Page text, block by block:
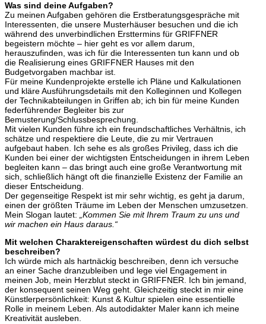
Was sind deine Aufgaben?
Zu meinen Aufgaben gehören die Erstberatungsgespräche mit
Interessenten, die unsere Musterhäuser besuchen und die ich
während des unverbindlichen Ersttermins für GRIFFNER
begeistern möchte – hier geht es vor allem darum,
herauszufinden, was ich für die Interessenten tun kann und ob
die Realisierung eines GRIFFNER Hauses mit den
Budgetvorgaben machbar ist.
Für meine Kundenprojekte erstelle ich Pläne und Kalkulationen
und kläre Ausführungsdetails mit den Kolleginnen und Kollegen
der Technikabteilungen in Griffen ab; ich bin für meine Kunden
federführender Begleiter bis zur
Bemusterung/Schlussbesprechung.
Mit vielen Kunden führe ich ein freundschaftliches Verhältnis, ich
schätze und respektiere die Leute, die zu mir Vertrauen
aufgebaut haben. Ich sehe es als großes Privileg, dass ich die
Kunden bei einer der wichtigsten Entscheidungen in ihrem Leben
begleiten kann – das bringt auch eine große Verantwortung mit
sich, schließlich hängt oft die finanzielle Existenz der Familie an
dieser Entscheidung.
Der gegenseitige Respekt ist mir sehr wichtig, es geht ja darum,
einen der größten Träume im Leben der Menschen umzusetzen.
Mein Slogan lautet:
„Kommen Sie mit Ihrem Traum zu uns und
wir machen ein Haus daraus.“
Mit welchen Charaktereigenschaften würdest du dich selbst
beschreiben?
Ich würde mich als hartnäckig beschreiben, denn ich versuche
an einer Sache dranzubleiben und lege viel Engagement in
meinen Job, mein Herzblut steckt in GRIFFNER. Ich bin jemand,
der konsequent seinen Weg geht. Gleichzeitig steckt in mir eine
Künstlerpersönlichkeit: Kunst & Kultur spielen eine essentielle
Rolle in meinem Leben. Als autodidakter Maler kann ich meine
Kreativität ausleben.